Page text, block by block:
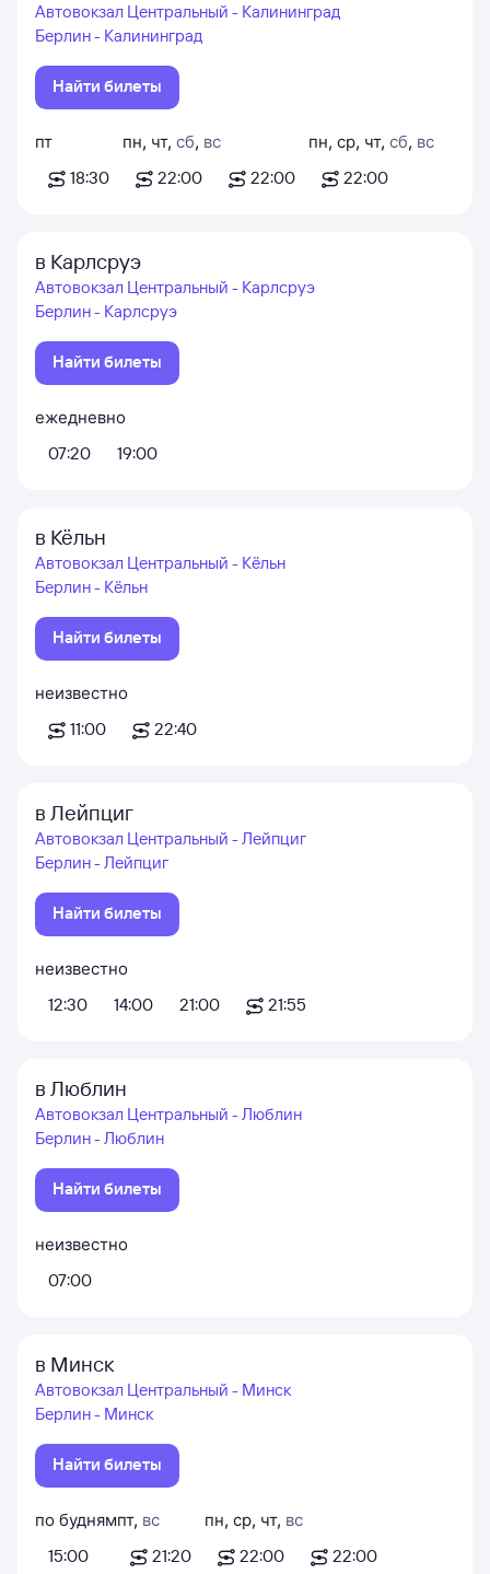
Автовокзал Центральный - Калининград
Берлин - Калининград
Найти билеты
пт
18:30
пн, чт, сб, вс
22:00
22:00
пн, ср, чт, сб, вс
22:00
в Карлсруэ
Автовокзал Центральный - Карлсруэ
Берлин - Карлсруэ
Найти билеты
ежедневно
07:20
19:00
в Кёльн
Автовокзал Центральный - Кёльн
Берлин - Кёльн
Найти билеты
неизвестно
11:00
22:40
в Лейпциг
Автовокзал Центральный - Лейпциг
Берлин - Лейпциг
Найти билеты
неизвестно
12:30
14:00 21:00 21:55
в Люблин
Автовокзал Центральный - Люблин
Берлин - Люблин
Найти билеты
неизвестно
07:00
в Минск
Автовокзал Центральный - Минск
Берлин - Минск
Найти билеты
по будням
15:00
пт, вс
21:20
пн, ср, чт, вс
22:00
22:00